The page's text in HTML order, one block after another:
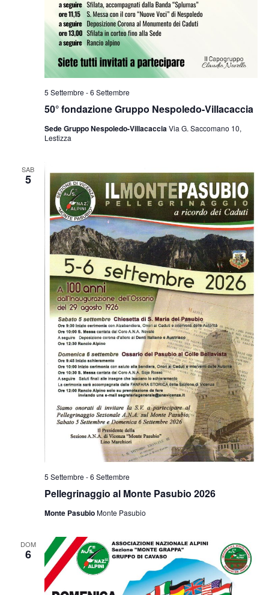
50° fondazione Gruppo Nespoledo-Villacaccia
5 Settembre -6 Settembre
Sede Gruppo Nespoledo-VillacacciaVia G. Saccomano 10,
Lestizza
SAB
5
Pellegrinaggio al Monte Pasubio 2026
5 Settembre -6 Settembre
Monte PasubioMonte Pasubio
DOM
6